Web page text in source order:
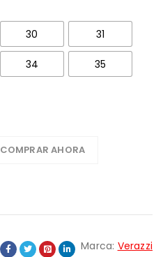
30 31
34 35
COMPRAR AHORA
Marca: Verazzi